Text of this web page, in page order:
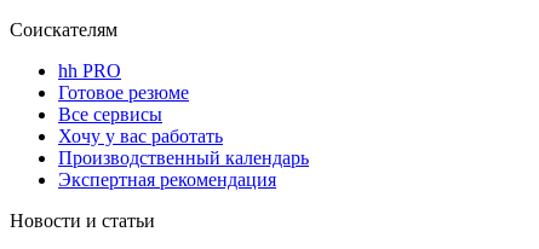
Соискателям
hh PRO
Готовое резюме
Все сервисы
Хочу у вас работать
Производственный календарь
Экспертная рекомендация
Новости и статьи